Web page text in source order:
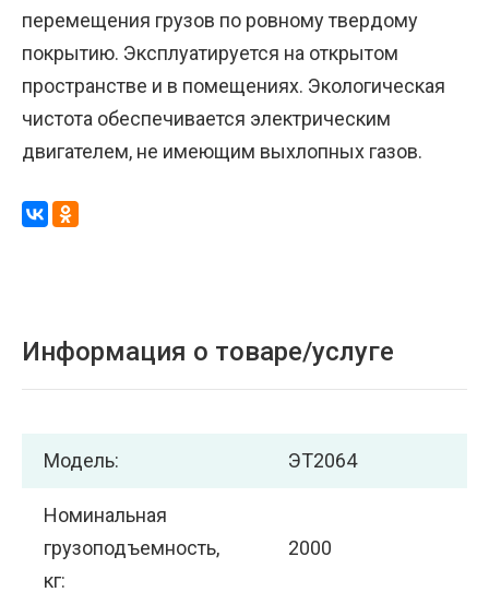
перемещения грузов по ровному твердому
покрытию. Эксплуатируется на открытом
пространстве и в помещениях. Экологическая
чистота обеспечивается электрическим
двигателем, не имеющим выхлопных газов.
Информация о товаре/услуге
Модель: ЭТ2064
Номинальная
грузоподъемность,
кг:
2000